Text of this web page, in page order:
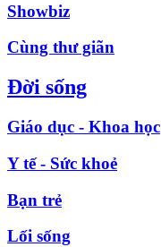
Showbiz
Cùng thư giãn
Đời sống
Giáo dục - Khoa học
Y tế - Sức khoẻ
Bạn trẻ
Lối sống